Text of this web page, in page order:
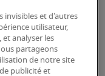
et des compétences
détenir des
invisibles et d'autres
utilisateur,
et analyser les
partageons
de notre site
publicité et